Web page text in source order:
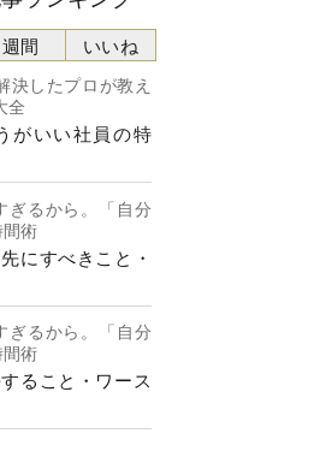
決したプロが教え
全
がいい社員の特
ぎるから。「自分
術
にすべきこと・
ぎるから。「自分
術
ること・ワース
週間 いいね